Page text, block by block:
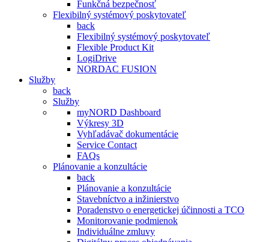
Funkčná bezpečnosť
Flexibilný systémový poskytovateľ
back
Flexibilný systémový poskytovateľ
Flexible Product Kit
LogiDrive
NORDAC FUSION
Služby
back
Služby
myNORD Dashboard
Výkresy 3D
Vyhľadávač dokumentácie
Service Contact
FAQs
Plánovanie a konzultácie
back
Plánovanie a konzultácie
Stavebníctvo a inžinierstvo
Poradenstvo o energetickej účinnosti a TCO
Monitorovanie podmienok
Individuálne zmluvy